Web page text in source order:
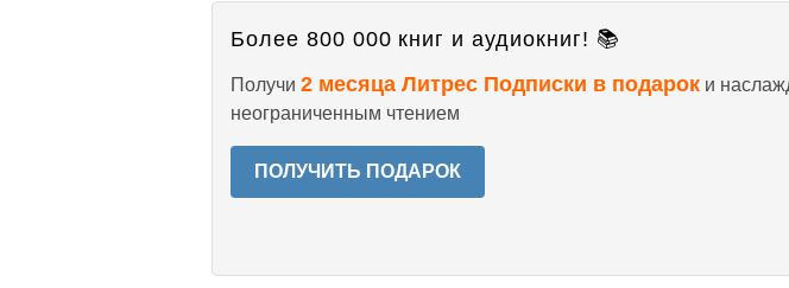
Более 800 000 книг и аудиокниг! 📚
Получи 2 месяца Литрес Подписки в подарок и
неограниченным чтением
ПОЛУЧИТЬ ПОДАРОК